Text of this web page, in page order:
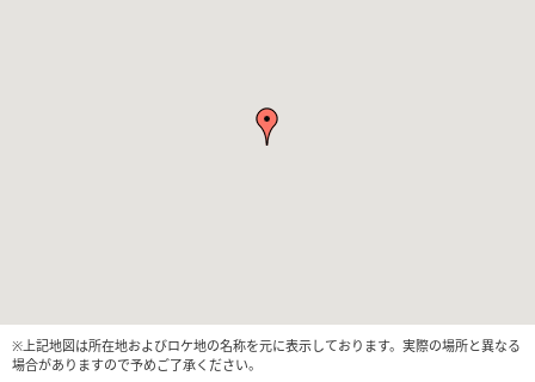
※上記地図は所在地およびロケ地の名称を元に表示しております。実際の場所と異なる
場合がありますので予めご了承ください。